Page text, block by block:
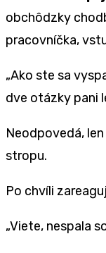
obchôdzky
pracovníčka,
„Ako ste sa
dve otázky pani
Neodpovedá,
stropu.
Po chvíli
„Viete, nespala